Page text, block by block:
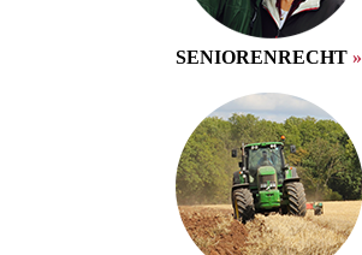
SENIOREN­RECHT»